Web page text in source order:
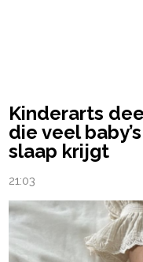
Kinderarts
die veel
slaap krijgt
21:03